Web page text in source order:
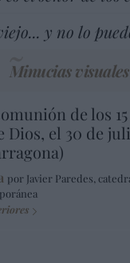
y no lo
Minucias visuales
de los
Dios, el 30 de
por Javier Paredes,